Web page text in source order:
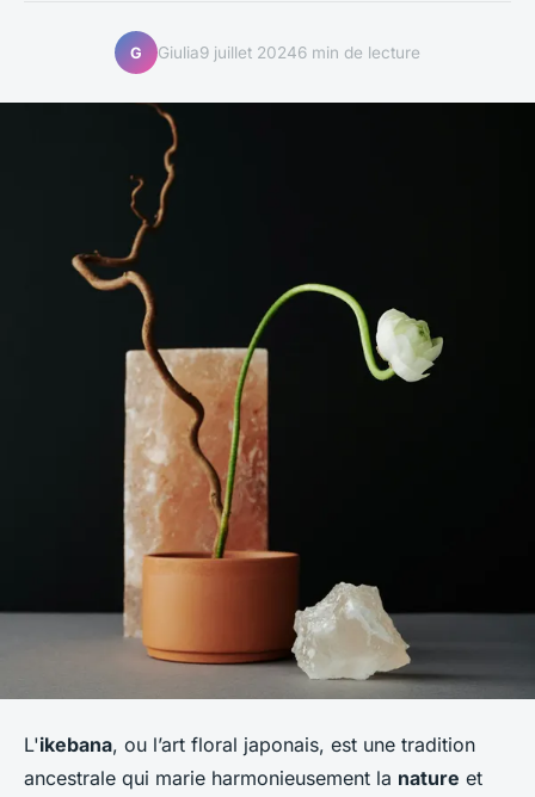
G Giulia9 juillet 20246 min de lecture
L'ikebana, ou l’art floral japonais, est une tradition
ancestrale qui marie harmonieusement la nature et